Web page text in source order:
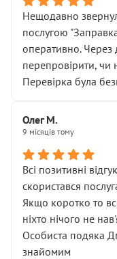
Нещодавно
послугою
оперативно. Через
перепровірити, чи
Перевірка була
Олег М.
9 місяців тому
Всі позитивні
скористався
Якщо коротко то
ніхто нічого не
Особиста подяка
знайомим